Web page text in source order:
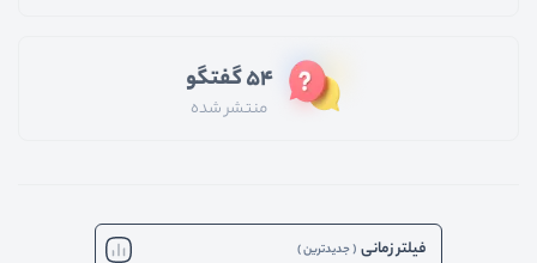
54 گفتگو
منتشر شده
فیلتر زمانی (جدیدترین)